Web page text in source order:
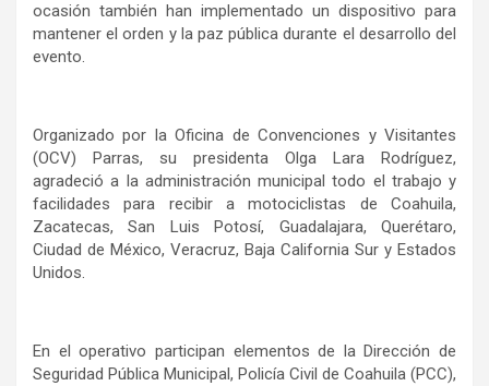
ocasión también han implementado un dispositivo para
mantener el orden y la paz pública durante el desarrollo del
evento.
Organizado por la Oficina de Convenciones y Visitantes
(OCV) Parras, su presidenta Olga Lara Rodríguez,
agradeció a la administración municipal todo el trabajo y
facilidades para recibir a motociclistas de Coahuila,
Zacatecas, San Luis Potosí, Guadalajara, Querétaro,
Ciudad de México, Veracruz, Baja California Sur y Estados
Unidos.
En el operativo participan elementos de la Dirección de
Seguridad Pública Municipal, Policía Civil de Coahuila (PCC),